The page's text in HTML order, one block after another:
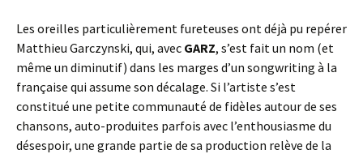
Les oreilles particulièrement fureteuses ont déjà pu repérer
Matthieu Garczynski, qui, avec GARZ, s’est fait un nom (et
même un diminutif) dans les marges d’un songwriting à la
française qui assume son décalage. Si l’artiste s’est
constitué une petite communauté de fidèles autour de ses
chansons, auto-produites parfois avec l’enthousiasme du
désespoir, une grande partie de sa production relève de la